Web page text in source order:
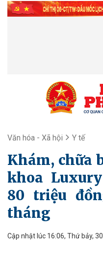
Văn hóa - Xã hội Y tế
Khám, chữa
khoa
80 triệu
tháng
Cập nhật lúc 16:06, Thứ bảy,